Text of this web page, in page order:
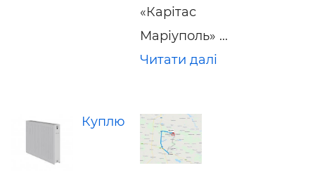
«Карітас
Маріуполь» ...
Читати далі
Куплю